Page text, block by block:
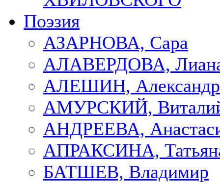
Поэзия
АЗАРНОВА, Сара
АЛАВЕРДОВА,
АЛЕШИН, Александр
АМУРСКИЙ,
АНДРЕЕВА,
АПРАКСИНА,
БАТШЕВ, Владимир